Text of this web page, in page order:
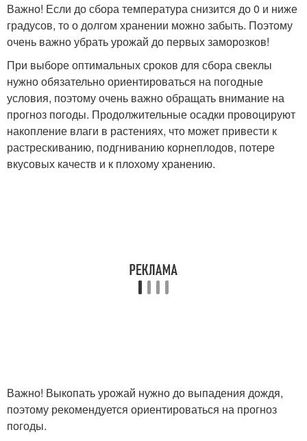
Важно! Если до сбора температура снизится до 0 и ниже
градусов, то о долгом хранении можно забыть. Поэтому
очень важно убрать урожай до первых заморозков!
При выборе оптимальных сроков для сбора свеклы
нужно обязательно ориентироваться на погодные
условия, поэтому очень важно обращать внимание на
прогноз погоды. Продолжительные осадки провоцируют
накопление влаги в растениях, что может привести к
растрескиванию, подгниванию корнеплодов, потере
вкусовых качеств и к плохому хранению.
Важно! Выкопать урожай нужно до выпадения дождя,
поэтому рекомендуется ориентироваться на прогноз
погоды.